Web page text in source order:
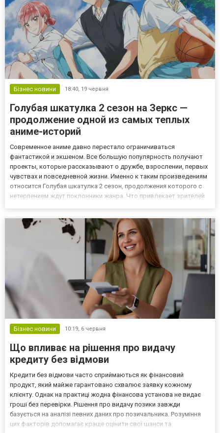
Бізнес новини 18:40, 19 червня
Голубая шкатулка 2 сезон на Зеркс —
продолжение одной из самых теплых
аниме-историй
Современное аниме давно перестало ограничиваться
фантастикой и экшеном. Все большую популярность получают
проекты, которые рассказывают о дружбе, взрослении, первых
чувствах и повседневной жизни. Именно к таким произведениям
относится Голубая шкатулка 2 сезон, продолжения которого с
нетерпением ждут поклонники жанра. Что привлекает зрителей
эмоциональными...
Бізнес новини 10:19, 6 червня
Що впливає на рішення про видачу
кредиту без відмови
Кредити без відмови часто сприймаються як фінансовий
продукт, який майже гарантовано схвалює заявку кожному
клієнту. Однак на практиці жодна фінансова установа не видає
гроші без перевірки. Рішення про видачу позики завжди
базується на аналізі певних даних про позичальника. Розуміння
цих факторів допомагає краще оцінити свої шанси та